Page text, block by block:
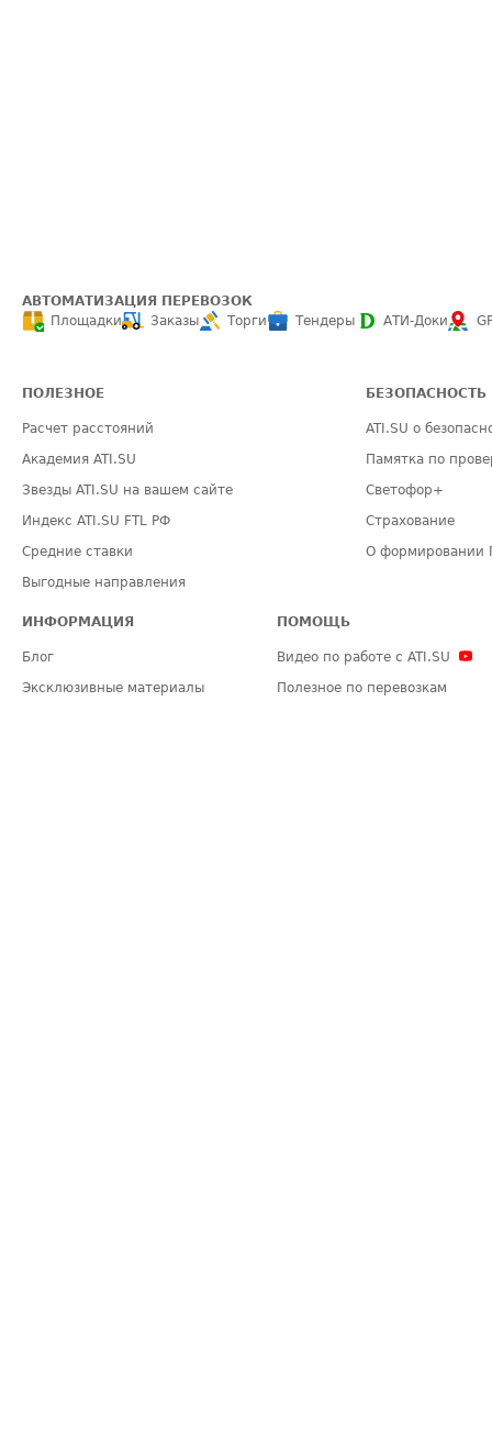
АВТОМАТИЗАЦИЯ ПЕРЕВОЗОК
Площадки
Заказы Торги Тендеры АТИ-Доки
ПОЛЕЗНОЕ
Расчет расстояний
Академия ATI.SU
Звезды ATI.SU на вашем сайте
Индекс ATI.SU FTL РФ
Средние ставки
Выгодные направления
БЕЗОПАСНОСТЬ
ATI.SU о
Памятка по
Светофор+
Страхование
О формировании
ИНФОРМАЦИЯ
Блог
Эксклюзивные материалы
ПОМОЩЬ
Видео по работе с ATI.SU
Полезное по перевозкам